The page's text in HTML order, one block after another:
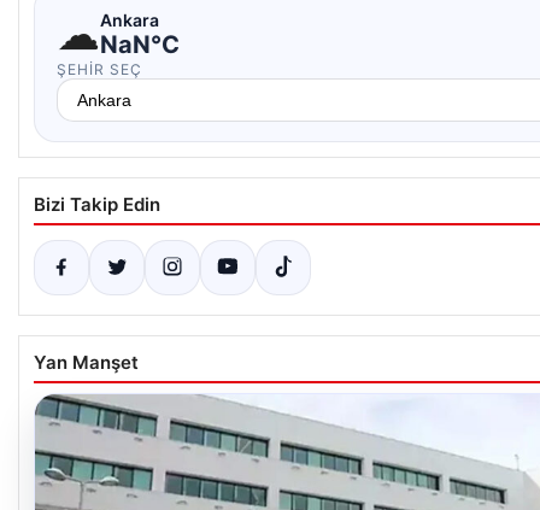
☁Ankara
NaN°C
ŞEHIR SEÇ
Bizi Takip Edin
Yan Manşet